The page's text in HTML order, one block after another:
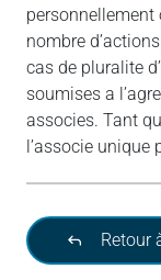
nombre
cas de pluralite
soumises a
associes. Tant
l’associe unique
Retour